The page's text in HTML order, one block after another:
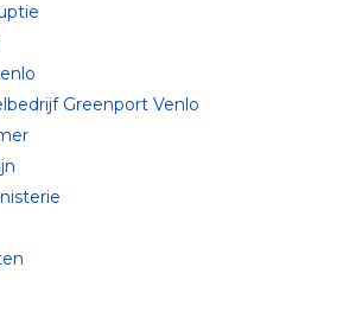
Greenport Venlo